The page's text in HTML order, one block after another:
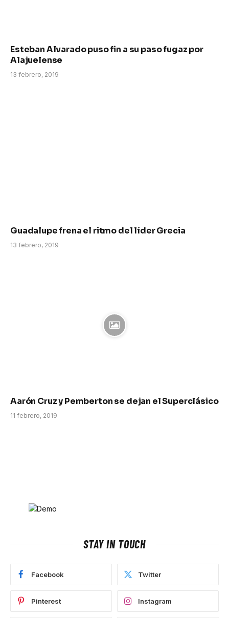
Esteban Alvarado puso fin a su paso fugaz por
Alajuelense
13 febrero, 2019
Guadalupe frena el ritmo del líder Grecia
13 febrero, 2019
Aarón Cruz y Pemberton se dejan el Superclásico
11 febrero, 2019
STAY IN TOUCH
Facebook Twitter
Pinterest Instagram